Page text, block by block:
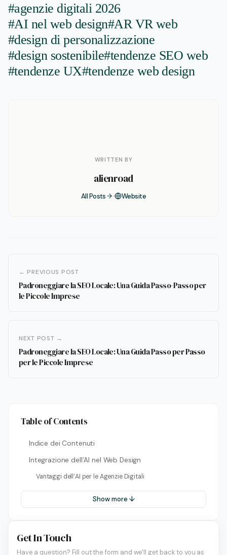
#agenzie digitali 2026
#AI nel web design#AR VR web
#design di personalizzazione
#design sostenibile#tendenze SEO web
#tendenze UX#tendenze web design
WRITTEN BY
alienroad
All Posts Website
← PREVIOUS POST
Padroneggiare la SEO Locale: Una Guida Passo-Passo per
le Piccole Imprese
NEXT POST →
Padroneggiare la SEO Locale: Una Guida Passo per Passo
per le Piccole Imprese
Table of Contents
Indice dei Contenuti
Integrazione dell’AI nel Web Design
Vantaggi dell’AI per le Agenzie Digitali
Show more ↓
Get In Touch
Have a question? Fill out the form and we'll get back to you as